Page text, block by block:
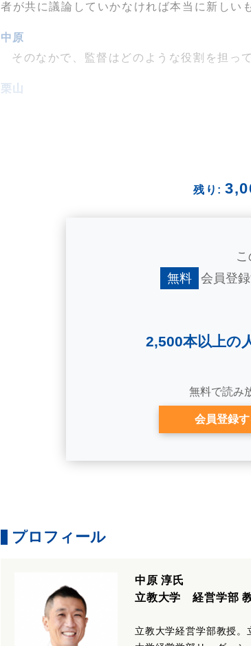
者が共に議論していかなければ本当に新しい
中原
そのなかで、監督はどのような役割を担っ
栗山
残り:
無料
会員登録
2,500本以上の
無料で読み
会員登録す
プロフィール
中原 淳氏
立教大学 経営学部
立教大学経営学部教授